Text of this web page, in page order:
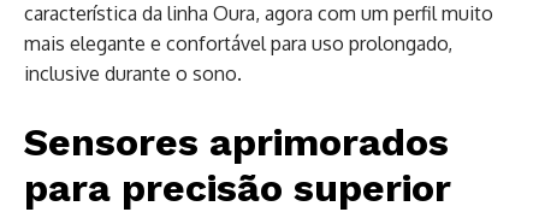
característica da linha Oura, agora com um perfil muito
mais elegante e confortável para uso prolongado,
inclusive durante o sono.
Sensores aprimorados
para precisão superior